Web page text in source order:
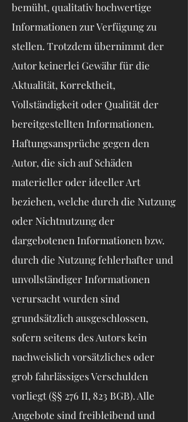
bemüht, qualitativ hochwertige
Informationen zur Verfügung zu
stellen. Trotzdem übernimmt der
Autor keinerlei Gewähr für die
Aktualität, Korrektheit,
Vollständigkeit oder Qualität der
bereitgestellten Informationen.
Haftungsansprüche gegen den
Autor, die sich auf Schäden
materieller oder ideeller Art
beziehen, welche durch die Nutzung
oder Nichtnutzung der
dargebotenen Informationen bzw.
durch die Nutzung fehlerhafter und
unvollständiger Informationen
verursacht wurden sind
grundsätzlich ausgeschlossen,
sofern seitens des Autors kein
nachweislich vorsätzliches oder
grob fahrlässiges Verschulden
vorliegt (§§ 276 II, 823 BGB). Alle
Angebote sind freibleibend und